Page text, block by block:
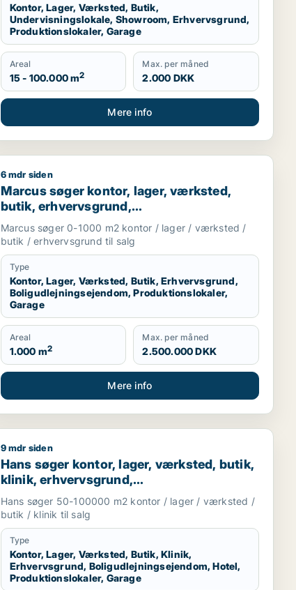
Kontor, Lager, Værksted, Butik,
Undervisningslokale, Showroom, Erhvervsgrund,
Produktionslokaler, Garage
Areal
15 - 100.000 m2
Max. per måned
2.000 DKK
Mere info
erhvervsgrund, boligudlejningsejendom, hotel,
Marcus søger kontor, lager, værksted, butik,
6 mdr siden
Marcus søger kontor, lager, værksted,
butik, erhvervsgrund,
boligudlejningsejendom,
produktionslokaler eller garage til salg i
Storkøbenhavn
Marcus søger 0-1000 m2 kontor / lager / værksted /
butik / erhvervsgrund til salg
Type
Kontor, Lager, Værksted, Butik, Erhvervsgrund,
Boligudlejningsejendom, Produktionslokaler,
Garage
Areal
1.000 m2
Max. per måned
2.500.000 DKK
Mere info
Hans søger kontor, lager, værksted, butik, klinik,
9 mdr siden
Hans søger kontor, lager, værksted, butik,
klinik, erhvervsgrund,
boligudlejningsejendom, hotel,
produktionslokaler eller garage til salg i
Region Sjælland
Hans søger 50-100000 m2 kontor / lager / værksted /
butik / klinik til salg
Type
Kontor, Lager, Værksted, Butik, Klinik,
Erhvervsgrund, Boligudlejningsejendom, Hotel,
Produktionslokaler, Garage